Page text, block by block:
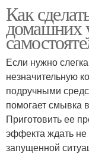
Как
домашних
Если нужно
незначительную
подручными
помогает смывка
Приготовить ее
эффекта ждать не
запущенной